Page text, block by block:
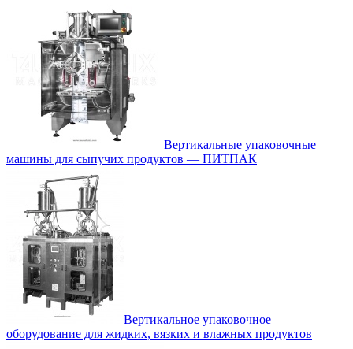
Вертикальные упаковочные
машины для сыпучих продуктов — ПИТПАК
Вертикальное упаковочное
оборудование для жидких, вязких и влажных продуктов